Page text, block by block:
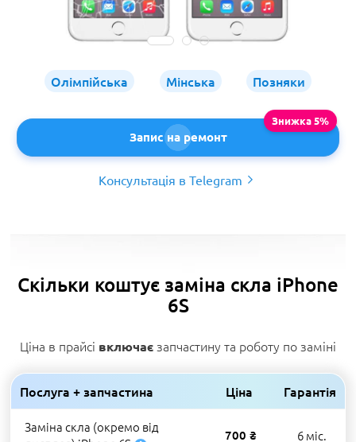
Олімпійська Мінська Позняки
Запис на ремонт
Консультація в Telegram
Скільки коштує заміна скла iPhone
6S
Ціна в прайсі включає запчастину та роботу по заміні
Послуга + запчастина Ціна Гарантія
Заміна скла (окремо від
700 ₴ 6 міс.